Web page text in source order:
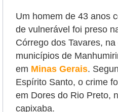
Um homem de 43 anos
de vulnerável foi preso
Córrego dos Tavares,
municípios de
em Minas Gerais.
Espírito Santo, o crime
em Dores do Rio Preto,
capixaba.